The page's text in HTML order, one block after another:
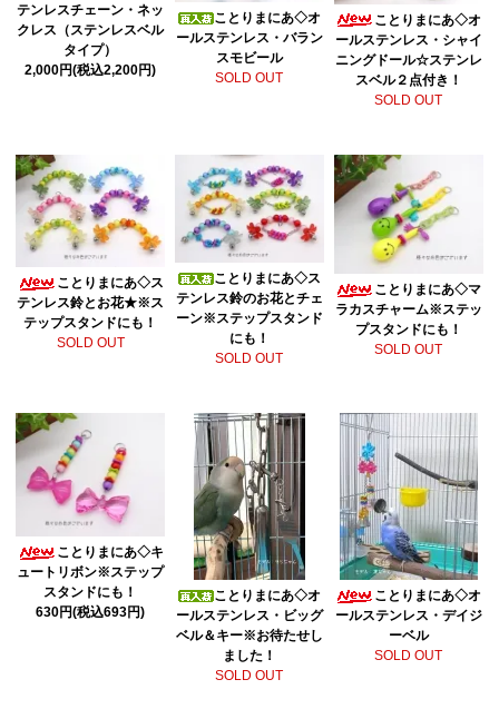
テンレスチェーン・ネッ
クレス（ステンレスベル
タイプ）
2,000円(税込2,200円)
ことりまにあ◇オ
ールステンレス・バラン
スモビール
SOLD OUT
ことりまにあ◇オ
ールステンレス・シャイ
ニングドール☆ステンレ
スベル２点付き！
SOLD OUT
ことりまにあ◇ス
テンレス鈴とお花★※ス
テップスタンドにも！
SOLD OUT
ことりまにあ◇ス
テンレス鈴のお花とチェ
ーン※ステップスタンド
にも！
SOLD OUT
ことりまにあ◇マ
ラカスチャーム※ステッ
プスタンドにも！
SOLD OUT
ことりまにあ◇キ
ュートリボン※ステップ
スタンドにも！
630円(税込693円)
ことりまにあ◇オ
ールステンレス・ビッグ
ベル＆キー※お待たせし
ました！
SOLD OUT
ことりまにあ◇オ
ールステンレス・デイジ
ーベル
SOLD OUT